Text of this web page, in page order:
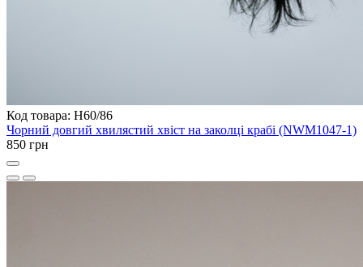
Код товара: H60/86
Чорний довгий хвилястий хвіст на заколці крабі (NWM1047-1)
850 грн